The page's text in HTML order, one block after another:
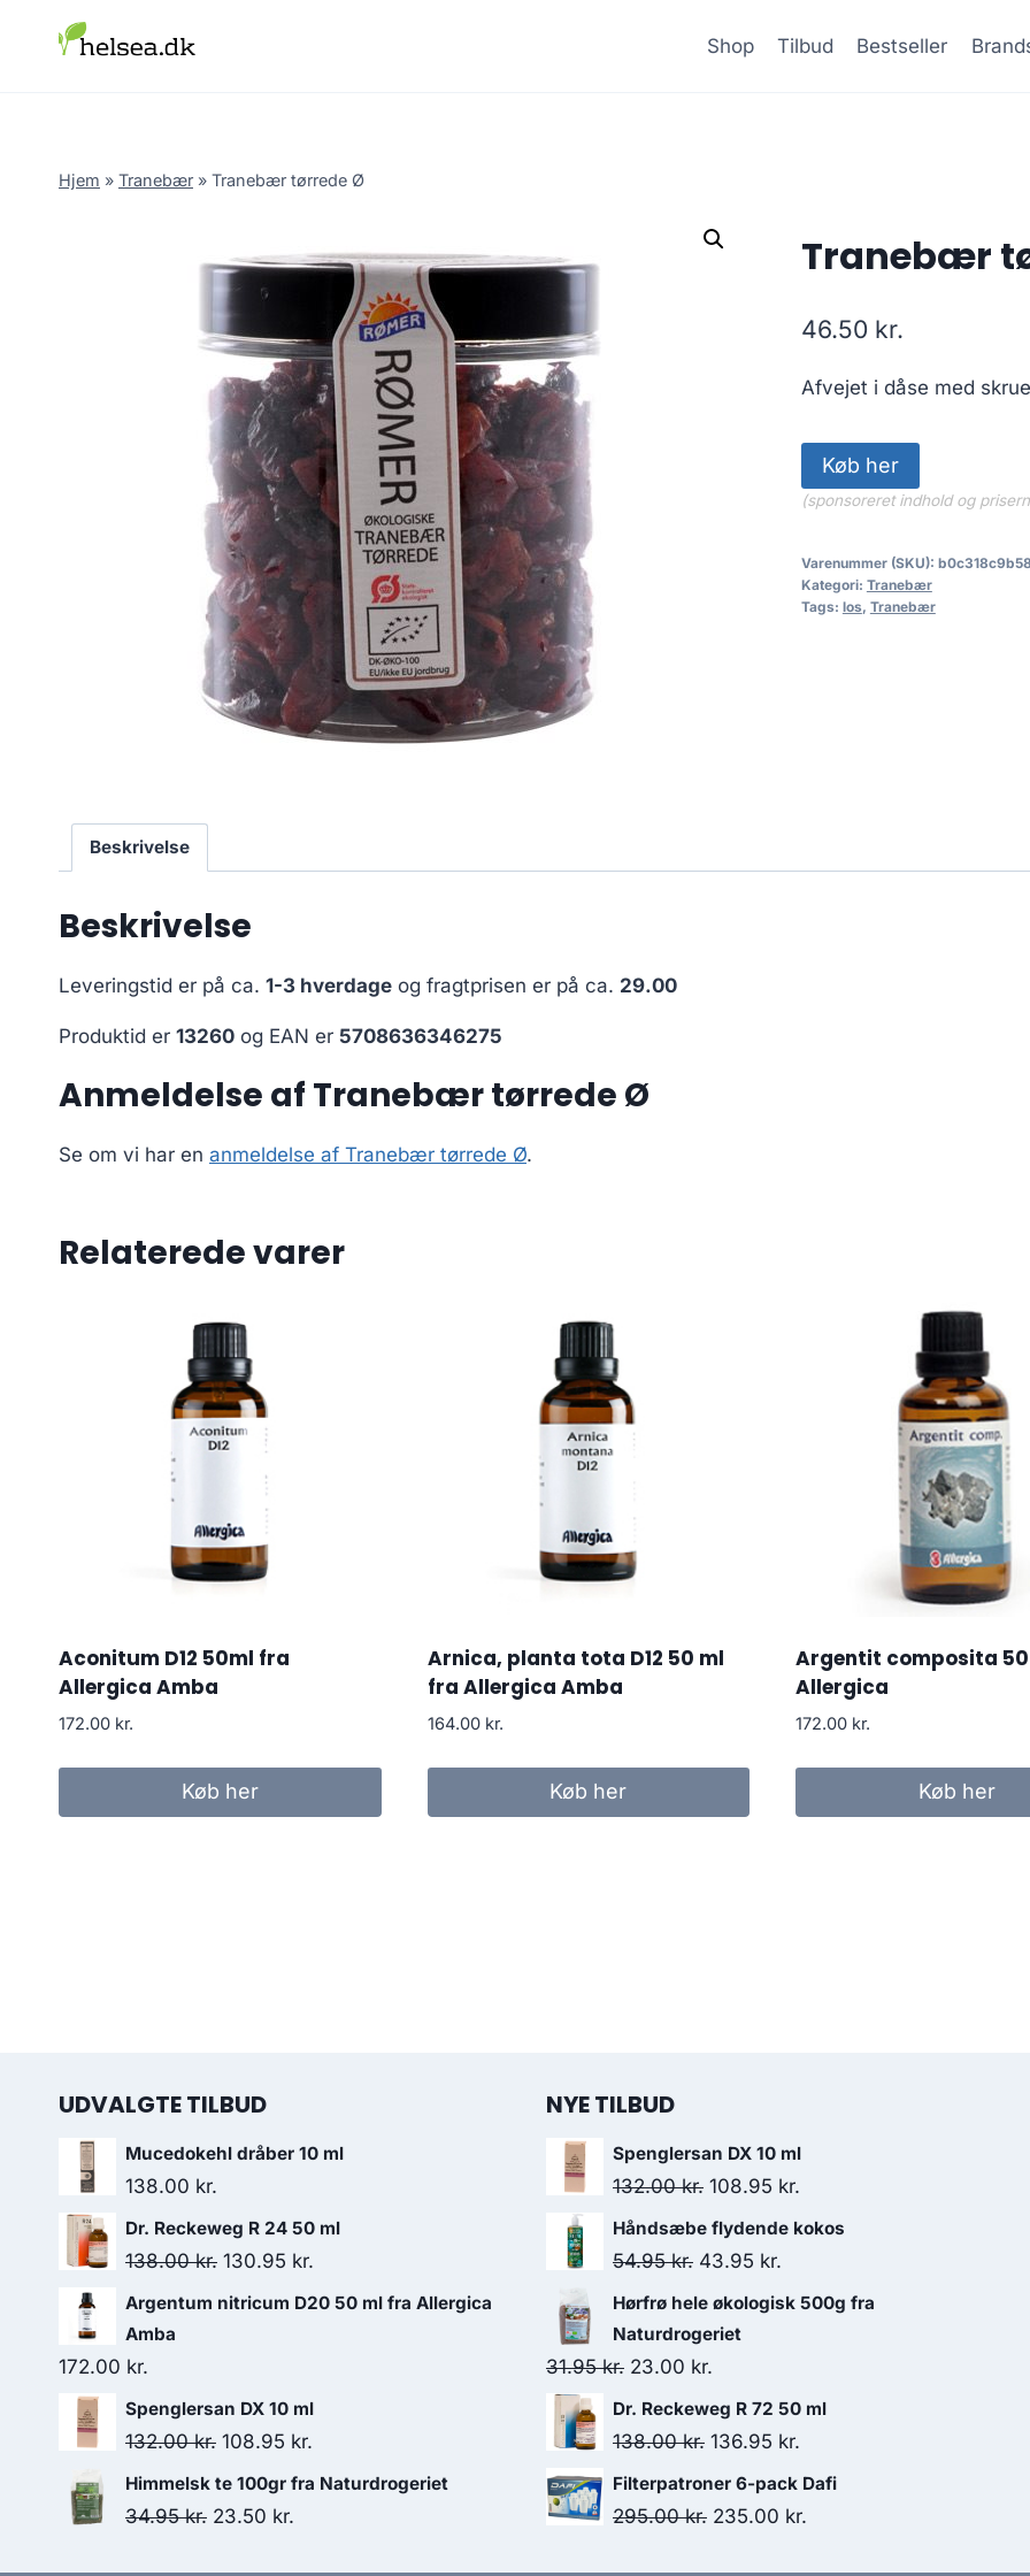
Shop Tilbud Bestseller
Hjem » Tranebær » Tranebær tørrede Ø
Tranebær
46.50 kr.
Afvejet i dåse med
Køb her
(sponsoreret indhold og
Varenummer (SKU):
Kategori: Tranebær
Tags: los, Tranebær
Beskrivelse
Beskrivelse
Leveringstid er på ca. 1-3 hverdage og fragtprisen er på ca. 29.00
Produktid er 13260 og EAN er 5708636346275
Anmeldelse af Tranebær tørrede Ø
Se om vi har en anmeldelse af Tranebær tørrede Ø.
Relaterede varer
Aconitum D12 50ml fra
Allergica Amba
172.00 kr.
Køb her
Arnica, planta tota D12 50 ml
fra Allergica Amba
164.00 kr.
Køb her
Argentit composita
Allergica
172.00 kr.
Køb her
UDVALGTE TILBUD
Mucedokehl dråber 10 ml
138.00 kr.
Dr. Reckeweg R 24 50 ml
138.00kr. Den
oprindelige
138.00 kr..
130.95 kr.
aktuelle
130.95 kr..
Argentum nitricum D20 50 ml fra Allergica
Amba
172.00 kr.
Spenglersan DX 10 ml
132.00kr. Den
oprindelige
pris
108.95 kr.
aktuelle
Himmelsk te 100gr fra Naturdrogeriet
34.95kr. Den
23.50 kr.
NYE TILBUD
Spenglersan DX 10 ml
132.00kr. Den
oprindelige
pris
132.00 kr..
108.95 kr.
aktuelle
Håndsæbe flydende kokos
54.95kr. Den
oprindelige
pris
var:
54.95 kr..
43.95 kr.
aktuelle
43.95 kr..
Hørfrø hele økologisk 500g fra
Naturdrogeriet
31.95kr. Den
oprindelige
pris
31.95 kr..
23.00 kr.
aktuelle
pris
23.00 kr..
Dr. Reckeweg R 72 50 ml
138.00kr. Den
oprindelige
pris
136.95 kr.
aktuelle
pris
Filterpatroner 6-pack Dafi
295.00kr. Den
235.00 kr.